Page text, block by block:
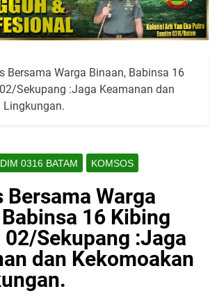
Bersama Warga Binaan, Babinsa 16
Sekupang :Jaga Keamanan dan
Lingkungan.
0316 BATAM KOMSOS
Bersama Warga
16 Kibing
Sekupang :Jaga
dan Kekomoakan